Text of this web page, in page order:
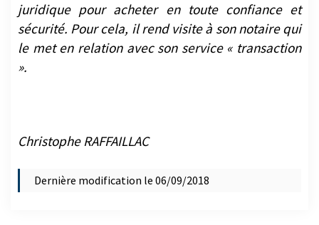
juridique pour acheter en toute confiance et
sécurité. Pour cela, il rend visite à son notaire qui
le met en relation avec son service « transaction
».
Christophe RAFFAILLAC
Dernière modification le 06/09/2018